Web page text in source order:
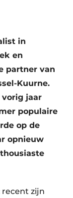
in
en
partner van
Kuurne.
vorig jaar
populaire
op de
opnieuw
recent zijn